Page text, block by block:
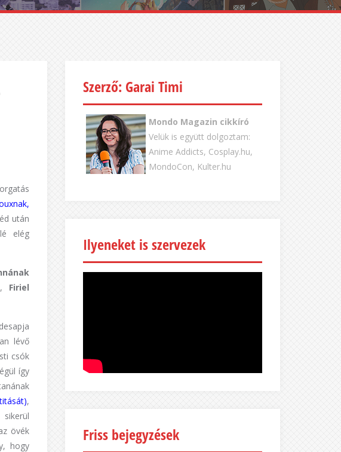
után
elég
Firiel
lévő
csók
így
,
övék
hogy
Szerző: Garai Timi
Mondo Magazin cikkíró
Velük is együtt dolgoztam:
Anime Addicts, Cosplay.hu,
MondoCon, Kulter.hu
Ilyeneket is szervezek
Friss bejegyzések